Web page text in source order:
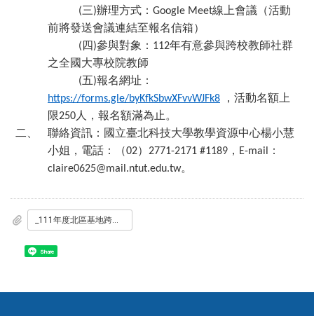
(三)辦理方式： Google Meet線上會議（活動
前將發送會議連結至報名信箱）
( 四)參與對象： 112年有意參與跨校教師社群
之全國大專校院教師
(五)報名網址：
https://forms.gle/byKfkSbwXFvvWJFk8
，活動名額上
限250 人，報名額滿為止。
二、
聯絡資訊：國立臺北科技大學教學資源中心楊小慧
小姐，電話：（02） 2771-2171 #1189 ， E-mail ：
claire0625@mail.ntut.edu.tw。
_111年度北區基地跨校教師社群期末成果交流會_.pdf
Share